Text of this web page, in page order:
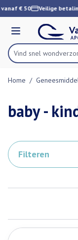
Ga naar de inhoud
1 van 1
€ 50 Veilige
Menu
Product, merk,
Vind snel wondver
Home /
baby -
Filteren